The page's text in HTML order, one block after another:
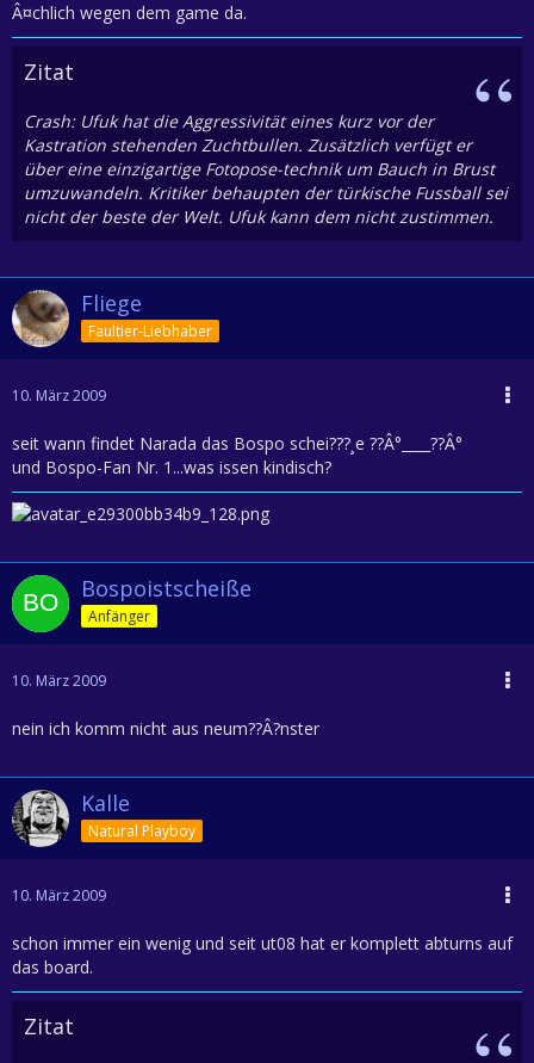
Â¤chlich wegen dem game da.
Zitat
Crash: Ufuk hat die Aggressivität eines kurz vor der
Kastration stehenden Zuchtbullen. Zusätzlich verfügt er
über eine einzigartige Fotopose-technik um Bauch in Brust
umzuwandeln. Kritiker behaupten der türkische Fussball sei
nicht der beste der Welt. Ufuk kann dem nicht zustimmen.
Fliege
Faultier-Liebhaber
10. März 2009
seit wann findet Narada das Bospo schei???¸e ??Â°____??Â°
und Bospo-Fan Nr. 1...was issen kindisch?
Bospoistscheiße
Anfänger
10. März 2009
nein ich komm nicht aus neum??Â?nster
Kalle
Natural Playboy
10. März 2009
schon immer ein wenig und seit ut08 hat er komplett abturns auf
das board.
Zitat